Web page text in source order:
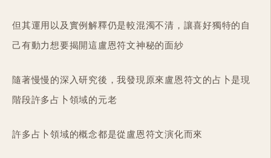
但其運用以及實例解釋仍是較混濁不清，讓喜好獨特的自
己有動力想要揭開這盧恩符文神秘的面紗
隨著慢慢的深入研究後，我發現原來盧恩符文的占卜是現
階段許多占卜領域的元老
許多占卜領域的概念都是從盧恩符文演化而來